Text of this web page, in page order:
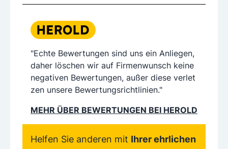
"Echte Bewertungen sind uns ein Anliegen,
daher löschen wir auf Firmenwunsch keine
negativen Bewertungen, außer diese verlet
zen unsere Bewertungsrichtlinien."
MEHR ÜBER BEWERTUNGEN BEI HEROLD
Helfen Sie anderen mit Ihrer ehrlichen